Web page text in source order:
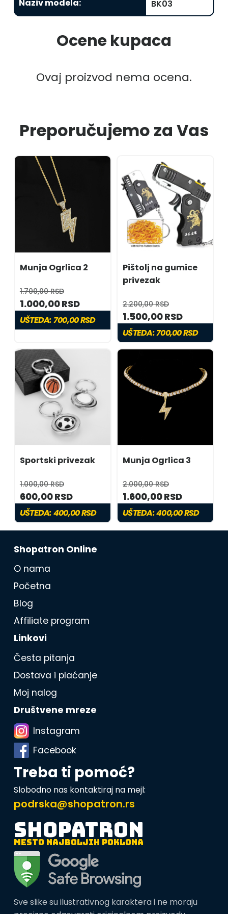
Naziv modela: BK03
Ocene kupaca
Ovaj proizvod nema ocena.
Preporučujemo za Vas
Munja Ogrlica 2
1.700,00 RSD
1.000,00 RSD
UŠTEDA:700,00 RSD
Pištolj na gumice
privezak
2.200,00 RSD
1.500,00 RSD
UŠTEDA:700,00 RSD
Sportski privezak
1.000,00 RSD
600,00 RSD
UŠTEDA:400,00 RSD
Munja Ogrlica 3
2.000,00 RSD
1.600,00 RSD
UŠTEDA:400,00 RSD
Shopatron Online
O nama
Početna
Blog
Affiliate program
Linkovi
Česta pitanja
Dostava i plaćanje
Moj nalog
Društvene mreze
Instagram
Facebook
Treba ti pomoć?
Slobodno nas kontaktiraj na mejl:
podrska@shopatron.rs
SHOPATRON
MESTO NAJBOLJIH POKLONA
Sve slike su ilustrativnog karaktera i ne moraju